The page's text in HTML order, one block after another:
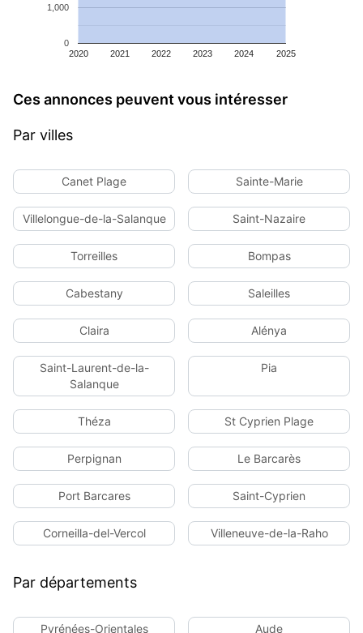
2020 2021 2022 2023 2024 2025
0
1,000
Ces annonces peuvent vous intéresser
Par villes
Canet Plage Sainte-Marie
Villelongue-de-la-Salanque Saint-Nazaire
Torreilles Bompas
Cabestany Saleilles
Claira Alénya
Saint-Laurent-de-la-
Salanque
Pia
Théza St Cyprien Plage
Perpignan Le Barcarès
Port Barcares Saint-Cyprien
Corneilla-del-Vercol Villeneuve-de-la-Raho
Par départements
Pyrénées-Orientales Aude